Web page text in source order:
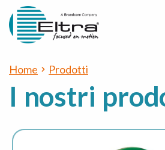
Home Prodotti
I nostri